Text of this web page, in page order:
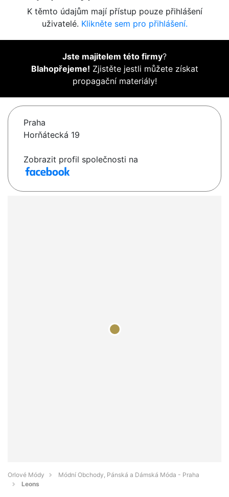
K těmto údajům mají přístup pouze přihlášení
uživatelé. Klikněte sem pro přihlášení.
Jste majitelem této firmy?
Blahopřejeme! Zjistěte jestli můžete získat
propagační materiály!
Praha
Horňátecká 19
Zobrazit profil společnosti na
Orlové Módy
Módní Obchody, Pánská a Dámská Móda - Praha
Leons